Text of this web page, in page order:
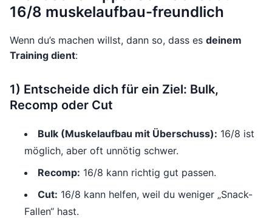
16/8 muskelaufbau-freundlich
Wenn du’s machen willst, dann so, dass es deinem
Training dient:
1) Entscheide dich für ein Ziel: Bulk,
Recomp oder Cut
Bulk (Muskelaufbau mit Überschuss): 16/8 ist
möglich, aber oft unnötig schwer.
Recomp: 16/8 kann richtig gut passen.
Cut: 16/8 kann helfen, weil du weniger „Snack-
Fallen“ hast.